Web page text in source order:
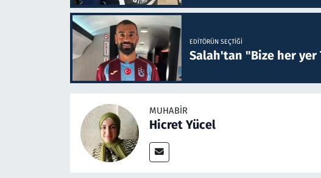
EDITÖRÜN SEÇTIĞI
Salah'tan "Bize her yer
MUHABIR
Hicret Yücel